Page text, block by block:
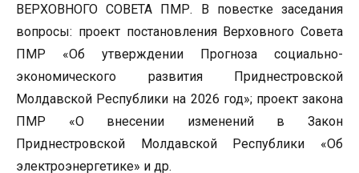
ВЕРХОВНОГО СОВЕТА ПМР. В повестке заседания
вопросы: проект постановления Верховного Совета
ПМР «Об утверждении Прогноза социально-
экономического развития Приднестровской
Молдавской Республики на 2026 год»; проект закона
ПМР «О внесении изменений в Закон
Приднестровской Молдавской Республики «Об
электроэнергетике» и др.